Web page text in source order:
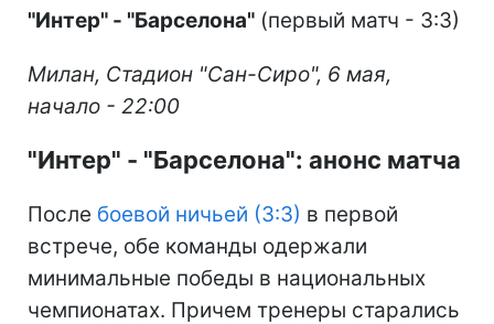
"Интер" - "Барселона" (первый матч - 3:3)
Милан, Стадион "Сан-Сиро", 6 мая,
начало - 22:00
"Интер" - "Барселона": анонс матча
После боевой ничьей (3:3) в первой
встрече, обе команды одержали
минимальные победы в национальных
чемпионатах. Причем тренеры старались